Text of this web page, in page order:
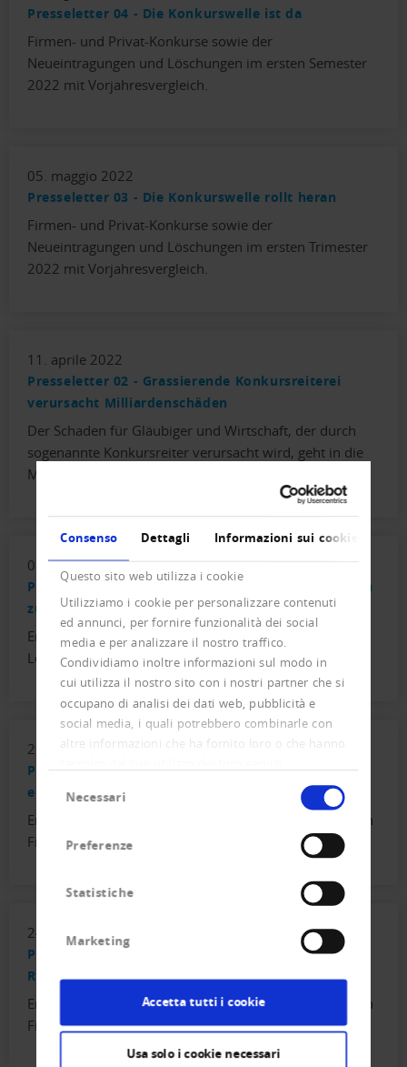
Consenso Dettagli Informazioni sui cookie
Questo sito web utilizza i cookie
Utilizziamo i cookie per personalizzare contenuti
ed annunci, per fornire funzionalità dei social
media e per analizzare il nostro traffico.
Condividiamo inoltre informazioni sul modo in
cui utilizza il nostro sito con i nostri partner che si
occupano di analisi dei dati web, pubblicità e
social media, i quali potrebbero combinarle con
altre informazioni che ha fornito loro o che hanno
delNecessari
Preferenze
Statistiche
Marketing
Accetta tutti i cookie
Usa solo i cookie necessari
Presseletter 04 - Die Konkurswelle ist da
Firmen- und Privat-Konkurse sowie der
Neueintragungen und Löschungen im ersten Semester
2022 mit Vorjahresvergleich.
05. maggio 2022
Presseletter 03 - Die Konkurswelle rollt heran
Firmen- und Privat-Konkurse sowie der
Neueintragungen und Löschungen im ersten Trimester
2022 mit Vorjahresvergleich.
11. aprile 2022
Presseletter 02 - Grassierende Konkursreiterei
verursacht Milliardenschäden
Der Schaden für Gläubiger und Wirtschaft, der durch
sogenannte Konkursreiter verursacht wird, geht in die
Milliarden.
08. marzo 2022
Presseletter 01 - Firmenkonkurse nehmen deutlich
zu
Entwicklung Konkurse sowie der Neueintragungen und
Löschungen von Firmen seit Anfang Jahr.
29. dicembre 2021
Presseletter 07 - 50'900 neu eingetragene Firmen,
ein Rekordwert mit Beigeschmack
Entwicklung der Neueintragungen und Löschungen von
Firmen sowie der Konkurse im 2021.
24. novembre 2021
Presseletter 06 - Neueintragungen von Firmen auf
Rekordniveau
Entwicklung der Neueintragungen und Löschungen von
Firmen sowie der Konkurse per Ende Oktober 2021.